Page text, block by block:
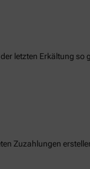
letzten Erkältung
Zuzahlungen